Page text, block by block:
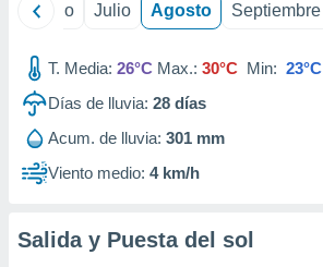
publicidad
de
1199
Junio Julio Agosto Septiembre
T. Media: 26°C Max.: 30°C Min: 23°C
Días de lluvia: 28 días
Acum. de lluvia: 301 mm
Viento medio: 4 km/h
Salida y Puesta del sol